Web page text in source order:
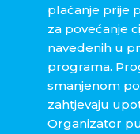
plaćanje prije
za povećanje
navedenih u
programa.
smanjenom
zahtjevaju
Organizator